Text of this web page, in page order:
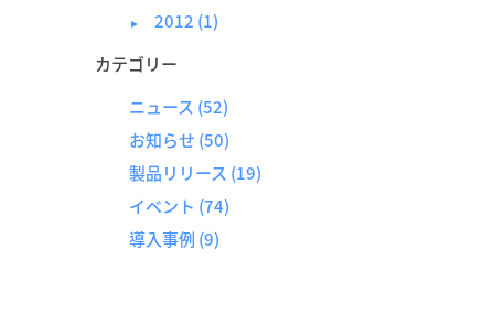
► 2012 (1)
カテゴリー
ニュース (52)
お知らせ (50)
製品リリース (19)
イベント (74)
導入事例 (9)